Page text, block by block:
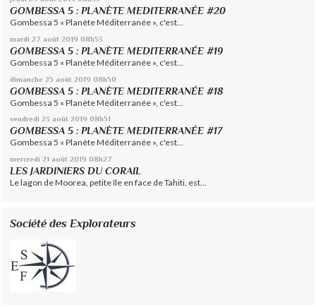
GOMBESSA 5 : PLANÈTE MEDITERRANÉE #20
Gombessa 5 « Planète Méditerranée », c'est...
mardi 27 août 2019 08h53
GOMBESSA 5 : PLANÈTE MEDITERRANÉE #19
Gombessa 5 « Planète Méditerranée », c'est...
dimanche 25 août 2019 08h50
GOMBESSA 5 : PLANÈTE MEDITERRANÉE #18
Gombessa 5 « Planète Méditerranée », c'est...
vendredi 23 août 2019 08h51
GOMBESSA 5 : PLANÈTE MEDITERRANÉE #17
Gombessa 5 « Planète Méditerranée », c'est...
mercredi 21 août 2019 08h27
LES JARDINIERS DU CORAIL
Le lagon de Moorea, petite île en face de Tahiti, est...
Société des Explorateurs